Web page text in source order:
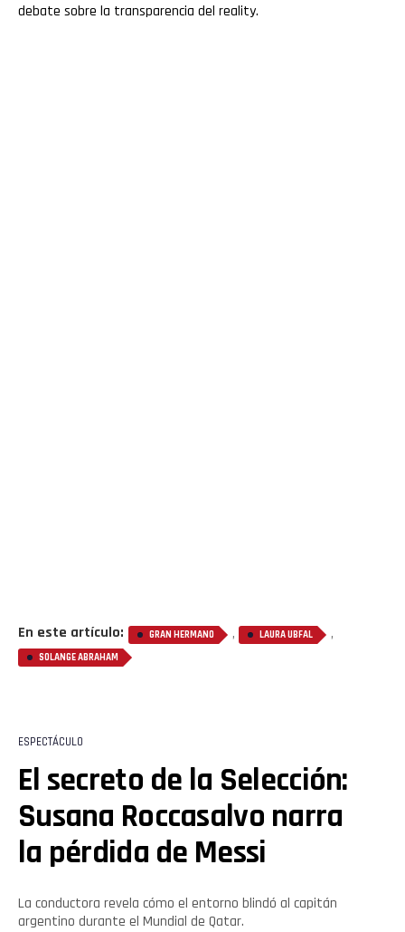
debate sobre la transparencia del reality.
En este artículo: GRAN HERMANO , LAURA UBFAL ,
SOLANGE ABRAHAM
ESPECTÁCULO
El secreto de la Selección:
Susana Roccasalvo narra
la pérdida de Messi
La conductora revela cómo el entorno blindó al capitán
argentino durante el Mundial de Qatar.